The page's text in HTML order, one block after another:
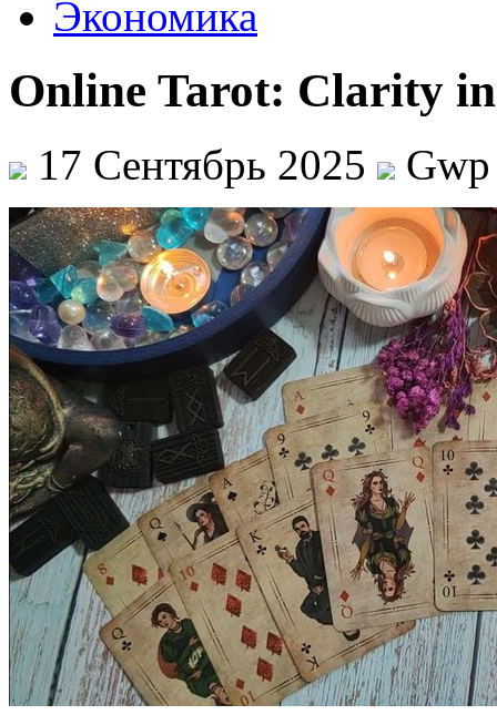
Экономика
Online Tarot: Clarity
17 Сентябрь 2025 Gwp